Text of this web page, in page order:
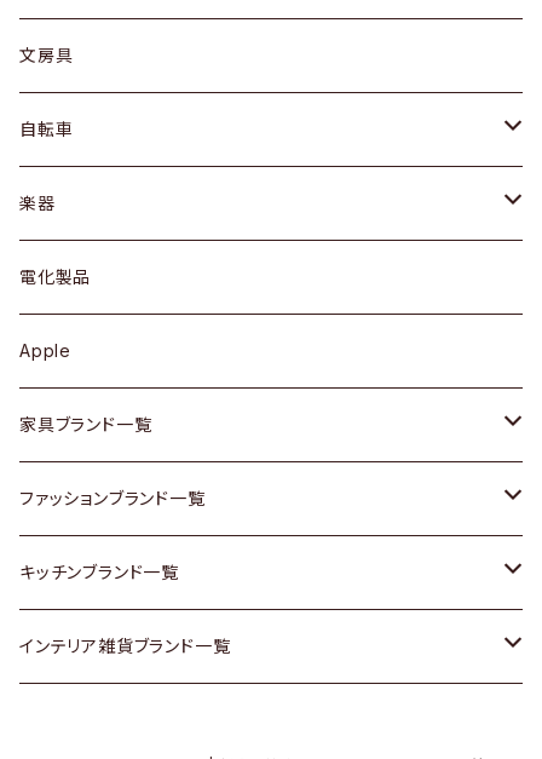
デスク / コンソール
ドレッサー
シェルフ
キュリオケース / 飾り棚
カップボード / 食器棚
チェスト
その他家具
Vintageヴィンテージ / Antiqueアンティーク
Designers / デザイナーズ
ピアス / イヤリング
バッグ
アウター
トップス
ワンピース
ボトムス
靴
スカーフ
腕時計
Vintage / ヴィンテージ
カップ / マグ
プレート / ボウル
カトラリー
ケトル / ティーポット
鍋 / フライパン
Vintage / ヴィンテージ
銀製品
和物 / 作家物
その他キッチン雑貨
文房具
自転車
dahon
楽器
ギター
ベース
その他楽器
電化製品
Apple
家具ブランド一覧
ACME Furniture / アクメ ファニチャー
ACTUS / アクタス
arflex / アルフレックス
ファッションブランド一覧
agnes b / アニエス ベー
BALLY / バリー
キッチンブランド一覧
ARABIA / アラビア
インテリア雑貨ブランド一覧